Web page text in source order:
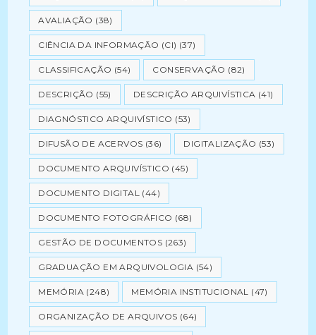
AVALIAÇÃO (38)
CIÊNCIA DA INFORMAÇÃO (CI) (37)
CLASSIFICAÇÃO (54) CONSERVAÇÃO (82)
DESCRIÇÃO (55) DESCRIÇÃO ARQUIVÍSTICA (41)
DIAGNÓSTICO ARQUIVÍSTICO (53)
DIFUSÃO DE ACERVOS (36) DIGITALIZAÇÃO (53)
DOCUMENTO ARQUIVÍSTICO (45)
DOCUMENTO DIGITAL (44)
DOCUMENTO FOTOGRÁFICO (68)
GESTÃO DE DOCUMENTOS (263)
GRADUAÇÃO EM ARQUIVOLOGIA (54)
MEMÓRIA (248) MEMÓRIA INSTITUCIONAL (47)
ORGANIZAÇÃO DE ARQUIVOS (64)